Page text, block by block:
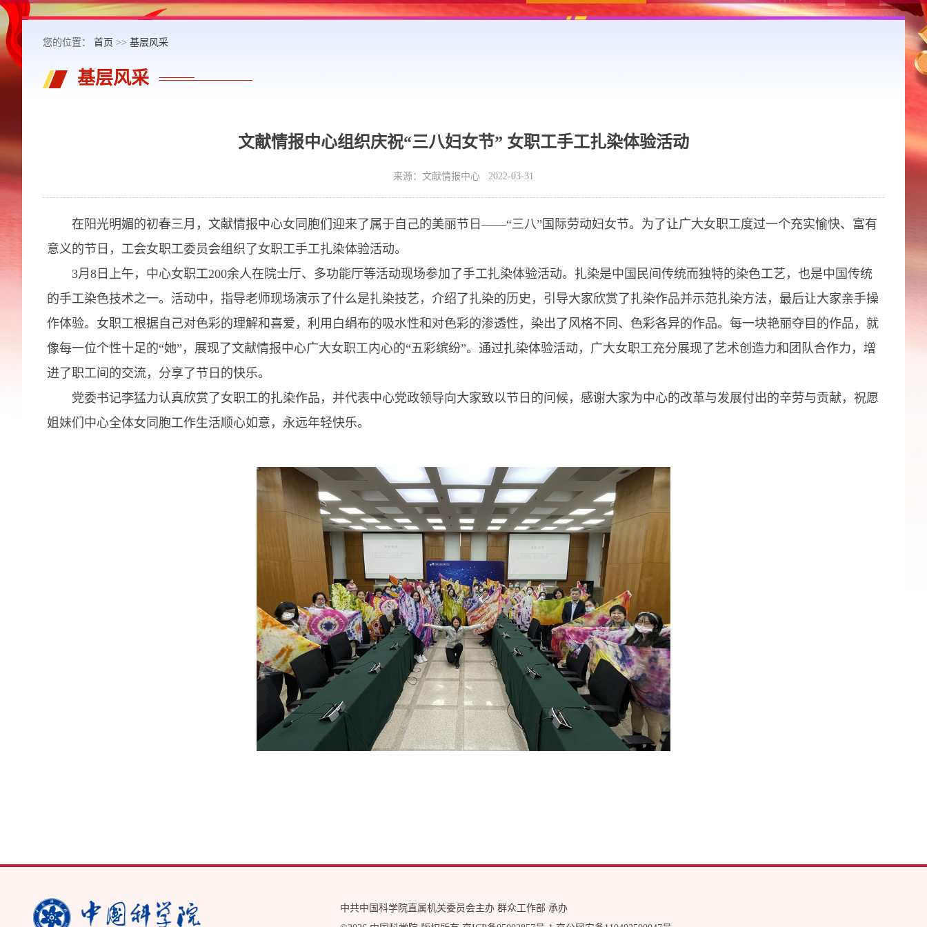
您的位置： 首页 >> 基层风采
基层风采
文献情报中心组织庆祝“三八妇女节” 女职工手工扎染体验活动
来源：文献情报中心 2022-03-31
在阳光明媚的初春三月，文献情报中心女同胞们迎来了属于自己的美丽节日——“三八”国际劳动妇女节。为了让广大女职工度过一个充实愉快、富有
意义的节日，工会女职工委员会组织了女职工手工扎染体验活动。
3月8日上午，中心女职工200余人在院士厅、多功能厅等活动现场参加了手工扎染体验活动。扎染是中国民间传统而独特的染色工艺，也是中国传统
的手工染色技术之一。活动中，指导老师现场演示了什么是扎染技艺，介绍了扎染的历史，引导大家欣赏了扎染作品并示范扎染方法，最后让大家亲手操
作体验。女职工根据自己对色彩的理解和喜爱，利用白绢布的吸水性和对色彩的渗透性，染出了风格不同、色彩各异的作品。每一块艳丽夺目的作品，就
像每一位个性十足的“她”，展现了文献情报中心广大女职工内心的“五彩缤纷”。通过扎染体验活动，广大女职工充分展现了艺术创造力和团队合作力，增
进了职工间的交流，分享了节日的快乐。
党委书记李猛力认真欣赏了女职工的扎染作品，并代表中心党政领导向大家致以节日的问候，感谢大家为中心的改革与发展付出的辛劳与贡献，祝愿
姐妹们中心全体女同胞工作生活顺心如意，永远年轻快乐。
中共中国科学院直属机关委员会主办 群众工作部 承办